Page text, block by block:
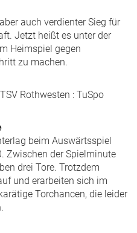
auch verdienter Sieg für
Jetzt heißt es unter der
Heimspiel gegen
zu machen.
Rothwesten : TuSpo
beim Auswärtsspiel
Zwischen der Spielminute
drei Tore. Trotzdem
und erarbeiten sich im
Torchancen, die leider